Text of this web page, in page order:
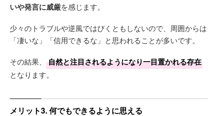
いや発言に威厳を感じます。
少々のトラブルや逆風ではびくともしないので、周囲からは
「凄いな」「信用できるな」と思われることが多いです。
その結果、 自然と注目されるようになり一目置かれる存在
となります。
メリット3. 何でもできるように思える